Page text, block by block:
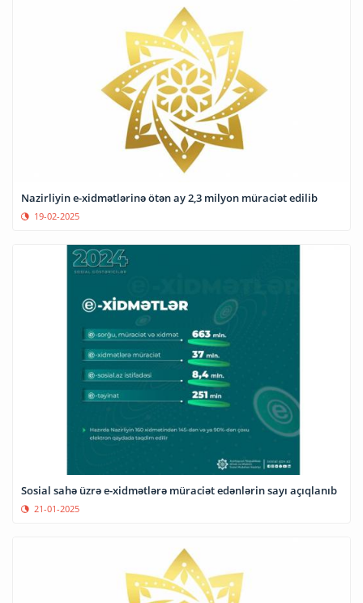
Nazirliyin e-xidmətlərinə ötən ay 2,3 milyon müraciət edilib
19-02-2025
Sosial sahə üzrə e-xidmətlərə müraciət edənlərin sayı açıqlanıb
21-01-2025